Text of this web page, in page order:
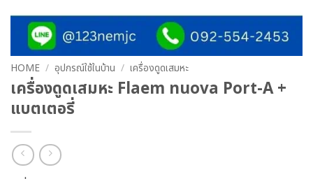
HOME / อุปกรณ์ใช้ในบ้าน / เครื่องดูดเสมหะ
เครื่องดูดเสมหะ Flaem nuova Port-A +
แบตเตอรี่